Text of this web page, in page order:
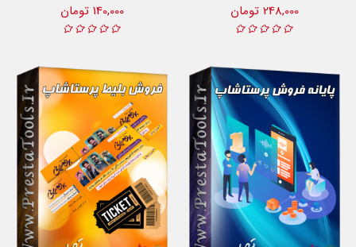
248,000 تومان
140,000 تومان